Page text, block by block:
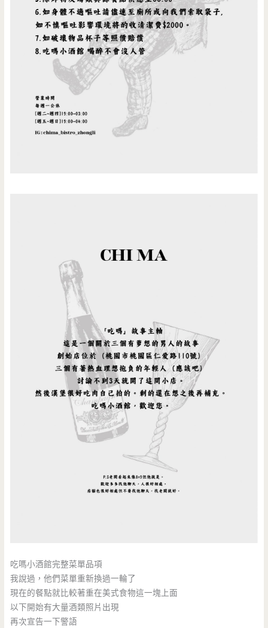
吃嗎小酒館完整菜單品項
我說過，他們菜單重新換過一輪了
現在的餐點就比較著重在美式食物這一塊上面
以下開始有大量酒類照片出現
再次宣告一下警語